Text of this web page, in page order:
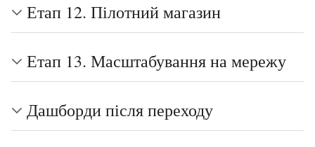
Етап 12. Пілотний магазин
Етап 13. Масштабування на мережу
Дашборди після переходу